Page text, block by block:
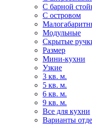
С барной
С островом
Модульные
Скрытые
Размер
Мини-кухни
Узкие
3 кв. м.
5 кв. м.
6 кв. м.
9 кв. м.
Все для кухни
Варианты